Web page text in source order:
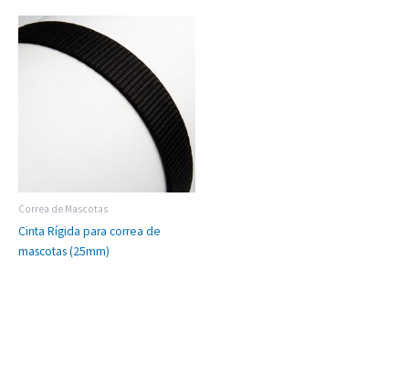
Correa de Mascotas
Cinta Rígida para correa de
mascotas (25mm)